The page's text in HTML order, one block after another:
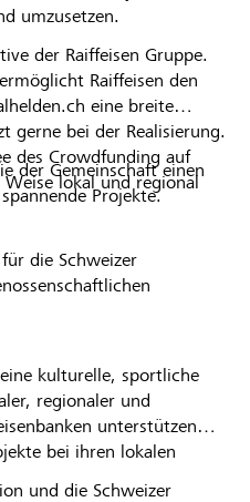
umzusetzen.
der Raiffeisen Gruppe.
Raiffeisen den
eine breite
bei der Realisierung.
des Crowdfunding auf
lokal und regional
der Gemeinschaft einen
Projekte.
die Schweizer
kulturelle, sportliche
regionaler und
unterstützen
bei ihren lokalen
und die Schweizer